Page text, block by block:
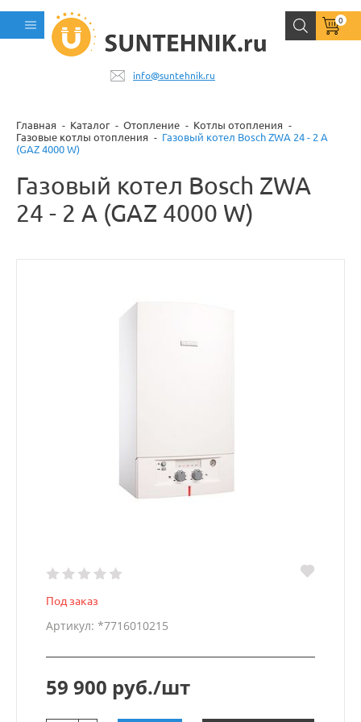
info@suntehnik.ru
0
Главная Каталог Отопление
Котлы отопления
Газовые котлы отопления
Газовый котел Bosch ZWA 24 - 2 A
(GAZ 4000 W)
Газовый котел Bosch ZWA
24 - 2 A (GAZ 4000 W)
Под заказ
Артикул: *7716010215
59 900 руб./шт